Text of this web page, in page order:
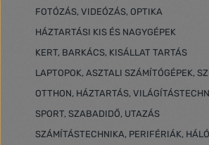
FOTÓZÁS, VIDEÓZÁS, OPTIKA
HÁZTARTÁSI KIS ÉS NAGYGÉPEK
KERT, BARKÁCS, KISÁLLAT TARTÁS
LAPTOPOK, ASZTALI SZÁMÍTÓGÉPEK,
OTTHON, HÁZTARTÁS,
SPORT, SZABADIDŐ, UTAZÁS
SZÁMÍTÁSTECHNIKA, PERIFÉRIÁK,